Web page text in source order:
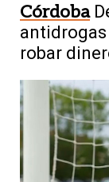
Córdoba
antidrogas
robar